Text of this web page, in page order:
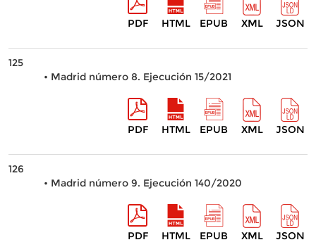
PDF HTML EPUB XML JSON
125
• Madrid número 8. Ejecución 15/2021
PDF HTML EPUB XML JSON
126
• Madrid número 9. Ejecución 140/2020
PDF HTML EPUB XML JSON